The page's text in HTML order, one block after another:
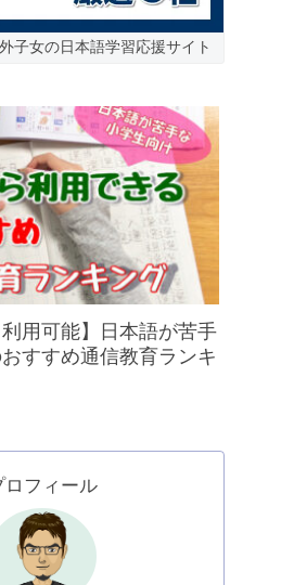
子女の日本語学習応援サイト
利用可能】日本語が苦手
すすめ通信教育ランキ
ロフィール